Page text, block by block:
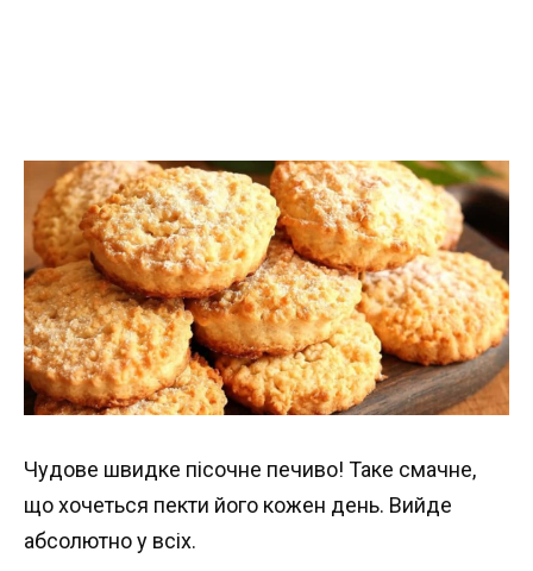
Чудове швидке пісочне печиво! Таке смачне,
що хочеться пекти його кожен день. Вийде
абсолютно у всіх.